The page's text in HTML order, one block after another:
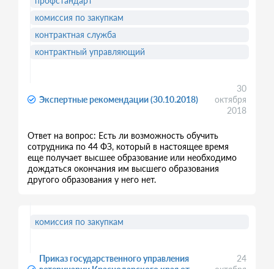
Экспертные рекомендации (30.10.2018)
30
октября
2018
Ответ на вопрос: Есть ли возможность обучить
сотрудника по 44 ФЗ, который в настоящее время
еще получает высшее образование или необходимо
дождаться окончания им высшего образования
другого образования у него нет.
комиссия по закупкам
контрактная служба
контрактный управляющий
Приказ государственного управления
24
комиссия по закупкам